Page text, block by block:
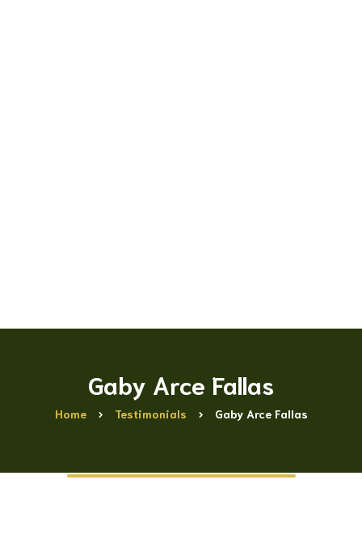
Gaby Arce Fallas
Home Testimonials Gaby Arce Fallas